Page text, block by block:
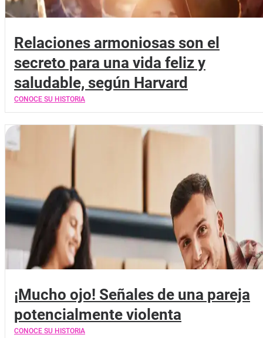
Relaciones armoniosas son el
secreto para una vida feliz y
saludable, según Harvard
CONOCE SU HISTORIA
¡Mucho ojo! Señales de una pareja
potencialmente violenta
CONOCE SU HISTORIA